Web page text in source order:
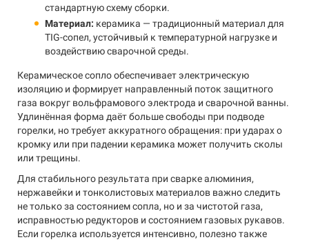
стандартную схему сборки.
Материал: керамика — традиционный материал для
TIG-сопел, устойчивый к температурной нагрузке и
воздействию сварочной среды.
Керамическое сопло обеспечивает электрическую
изоляцию и формирует направленный поток защитного
газа вокруг вольфрамового электрода и сварочной ванны.
Удлинённая форма даёт больше свободы при подводе
горелки, но требует аккуратного обращения: при ударах о
кромку или при падении керамика может получить сколы
или трещины.
Для стабильного результата при сварке алюминия,
нержавейки и тонколистовых материалов важно следить
не только за состоянием сопла, но и за чистотой газа,
исправностью редукторов и состоянием газовых рукавов.
Если горелка используется интенсивно, полезно также